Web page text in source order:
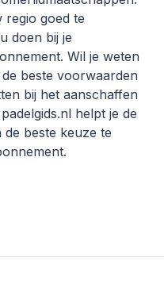
regio goed te
doen bij je
Wil je weten
beste voorwaarden
bij het aanschaffen
helpt je de
beste keuze te